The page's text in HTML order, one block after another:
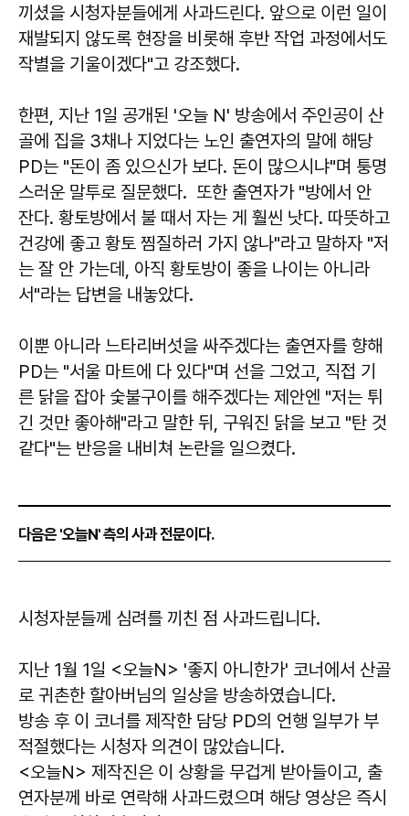
끼셨을 시청자분들에게 사과드린다. 앞으로 이런 일이
재발되지 않도록 현장을 비롯해 후반 작업 과정에서도
작별을 기울이겠다"고 강조했다.
한편, 지난 1일 공개된 '오늘 N' 방송에서 주인공이 산
골에 집을 3채나 지었다는 노인 출연자의 말에 해당
PD는 "돈이 좀 있으신가 보다. 돈이 많으시냐"며 퉁명
스러운 말투로 질문했다. 또한 출연자가 "방에서 안
잔다. 황토방에서 불 때서 자는 게 훨씬 낫다. 따뜻하고
건강에 좋고 황토 찜질하러 가지 않나"라고 말하자 "저
는 잘 안 가는데, 아직 황토방이 좋을 나이는 아니라
서"라는 답변을 내놓았다.
이뿐 아니라 느타리버섯을 싸주겠다는 출연자를 향해
PD는 "서울 마트에 다 있다"며 선을 그었고, 직접 기
른 닭을 잡아 숯불구이를 해주겠다는 제안엔 "저는 튀
긴 것만 좋아해"라고 말한 뒤, 구워진 닭을 보고 "탄 것
같다"는 반응을 내비쳐 논란을 일으켰다.
다음은 '오늘N' 측의 사과 전문이다.
시청자분들께 심려를 끼친 점 사과드립니다.
지난 1월 1일 <오늘N> '좋지 아니한가' 코너에서 산골
로 귀촌한 할아버님의 일상을 방송하였습니다.
방송 후 이 코너를 제작한 담당 PD의 언행 일부가 부
적절했다는 시청자 의견이 많았습니다.
<오늘N> 제작진은 이 상황을 무겁게 받아들이고, 출
연자분께 바로 연락해 사과드렸으며 해당 영상은 즉시